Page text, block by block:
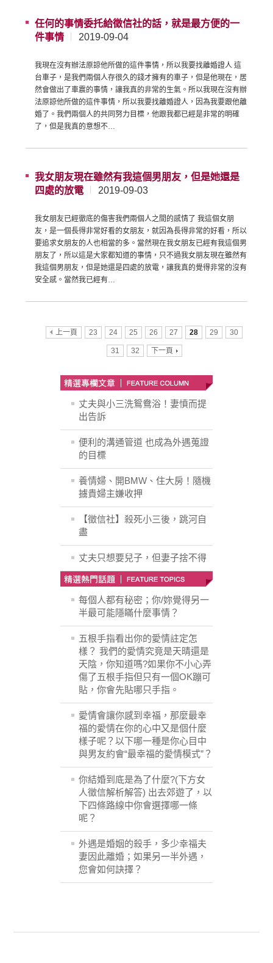
任何的事情委托給徵信社的話，就是最方便的一
件事情
2019-09-04
我現在沒有辦法原諒他所做的這件事情，所以我要找離婚證人 這
台車子，是我們兩個人存很久的錢才擁有的車子，但是他現在，居
然會做出了車震的事情，讓我真的非常的生氣。所以我現在沒有辦
法原諒他所做的這件事情，所以我要找離婚證人，因為我要跟他離
婚了。我們兩個人的共同努力目標，他跟我都已經是非常的明確
了，但是我真的意想不…
我女朋友現在雖然有我這個男朋友，但是她還是
四處的放電
2019-09-03
我女朋友已經徹底的傷害我們兩個人之間的感情了 我這個女朋
友，是一個長得非常好看的女朋友，就因為長得非常的好看，所以
要追求女朋友的人也相當的多。當然現在我女朋友已經有我這個男
朋友了，所以這是大家都知道的事情，只不過我女朋友現在雖然有
我這個男朋友，但是她還是四處的放電，讓我真的覺得非常的沒有
安全感。當然我已經有…
上一頁 23 24 25 26 27 28 29 30
31 32 下一頁
丈夫與小三洗鴛鴦浴！妻憤而提
出告訴
便利的溝通管道 也成為外遇蒐證
的目標
養情婦、開BMW、住大房！隨機
擄貴婦主嫌收押
【徵信社】殺死小三後，跳河自
盡
丈夫只想要兒子，但妻子捨不得
每個人都有秘密；你/妳覺得另一
半最可能隱瞞什麼事情？
五根手指看出你的愛情註定怎
樣？ 我們的愛情究竟是天晴還是
天陰，你知道嗎?如果你不小心弄
傷了五根手指但只有一個OK蹦可
貼，你會先貼哪只手指。
愛情會讓你感到幸福，那麼最幸
福的愛情在你的心中又是個什麼
樣子呢？以下哪一種是你心目中
與男友約會“最幸福的愛情模式”？
你結婚到底是為了什麼?(下方女
人徵信解析解答) 出去郊遊了，以
下四條路線中你會選擇哪一條
呢？
外遇是婚姻的殺手，多少幸福夫
妻因此離婚；如果另一半外遇，
您會如何訣擇？